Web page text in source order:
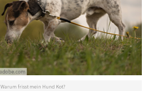
Warum frisst mein Hund Kot?